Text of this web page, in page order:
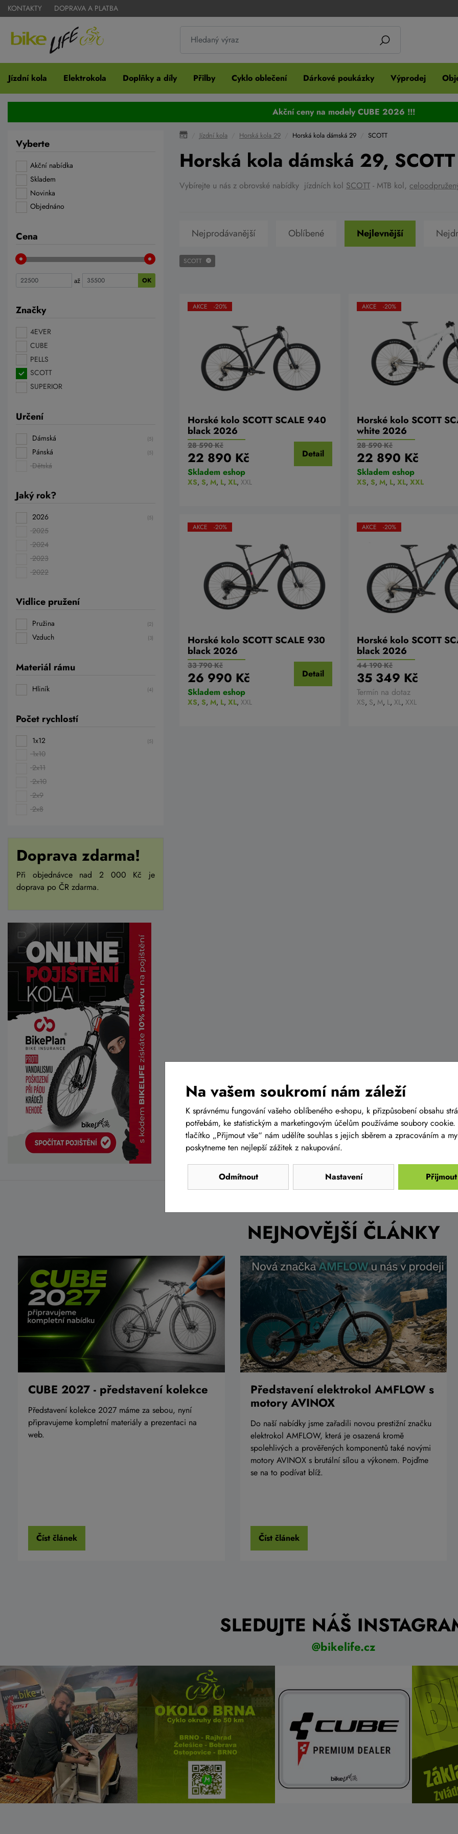
KONTAKTY DOPRAVA A PLATBA
Jízdní kola Elektrokola Doplňky a díly Přilby Cyklo oblečení Dárkové poukázky Výprodej
Akční ceny na modely CUBE 2026 !!!
Jízdní kola Horská kola 29 Horská kola dámská 29 SCOTT
Horská kola dámská 29, SCOTT
Vybírejte u nás z obrovské nabídky jízdních kol SCOTT - MTB kol,
Nejprodávanější Oblíbené Nejlevnější
SCOTT
Horské kolo SCOTT SCALE 940
black 2026
AKCE -20%
28 590 Kč
22 890 Kč
Skladem eshop
XS, S, M, L, XL, XXL
Detail
Horské kolo SCOTT
white 2026
AKCE -20%
28 590 Kč
22 890 Kč
Skladem eshop
XS, S,M, L,XL,XXL
Horské kolo SCOTT SCALE 930
black 2026
AKCE -20%
33 790 Kč
26 990 Kč
Skladem eshop
XS, S, M, L, XL, XXL
Detail
Horské kolo SCOTT
black 2026
AKCE -20%
44 190 Kč
35 349 Kč
Termín na dotaz
XS, S, M, L,XL,XXL
Vyberte
Akční nabídka
Skladem
Novinka
Objednáno
Cena
až OK
Značky
4EVER
CUBE
PELLS
SCOTT
SUPERIOR
Určení
Dámská (5)
Pánská (5)
Dětská
Jaký rok?
2026 (5)
2025
2024
2023
2022
Vidlice pružení
Pružina (2)
Vzduch (3)
Materiál rámu
Hliník (4)
Počet rychlostí
1x12 (5)
1x10
2x11
2x10
2x9
2x8
Doprava zdarma!
Při objednávce nad 2 000 Kč je
doprava po ČR zdarma.
NEJNOVĚJŠÍ ČLÁNKY
CUBE 2027 - představení kolekce
Představení kolekce 2027 máme za sebou, nyní
připravujeme kompletní materiály a prezentaci na
web.
Číst článek
Představení elektrokol AMFLOW s
motory AVINOX
Do naší nabídky jsme zařadili novou prestižní značku
elektrokol AMFLOW, která je osazená kromě
spolehlivých a prověřených komponentů také novými
motory AVINOX s brutální sílou a výkonem. Pojďme
se na to podívat blíž.
Číst článek
SLEDUJTE NÁŠ
@bikelife.cz
Na vašem soukromí nám záleží
K správnému fungování vašeho oblíbeného e-shopu, k přizpůsobení obsahu
potřebám, ke statistickým a marketingovým účelům používáme soubory
tlačítko „Přijmout vše“ nám udělíte souhlas s jejich sběrem a zpracováním a
poskytneme ten nejlepší zážitek z nakupování.
Odmítnout Nastavení